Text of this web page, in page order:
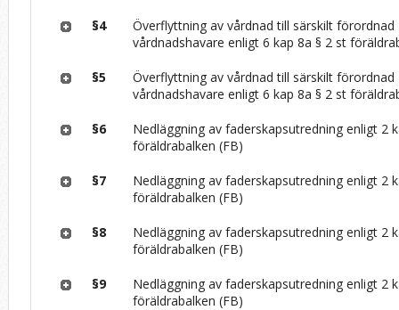
§4
Överflyttning av vårdnad till särskilt förordnad
vårdnadshavare enligt 6 kap 8a § 2 st
§5
Överflyttning av vårdnad till särskilt förordnad
vårdnadshavare enligt 6 kap 8a § 2 st
§6
Nedläggning av faderskapsutredning enligt 2
föräldrabalken (FB)
§7
Nedläggning av faderskapsutredning enligt 2
föräldrabalken (FB)
§8
Nedläggning av faderskapsutredning enligt 2
föräldrabalken (FB)
§9
Nedläggning av faderskapsutredning enligt 2
föräldrabalken (FB)